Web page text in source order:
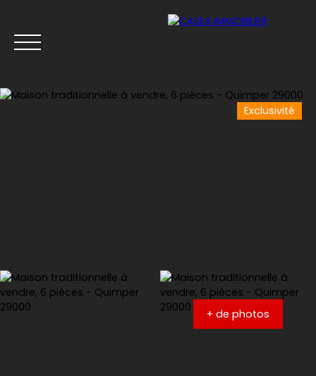
Exclusivité
+ de photos